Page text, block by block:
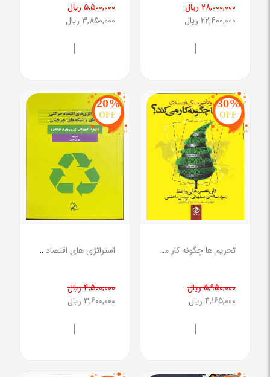
28,000,000 ریال
22,400,000 ریال
|
5,500,000 ریال
3,850,000 ریال
|
30%
OFF
تحریم ها چگونه کار می کند؟
5,950,000 ریال
4,165,000 ریال
|
20%
OFF
استراتژی های اقتصاد حرکتی مناطق و شبکه های چرخشی
4,500,000 ریال
3,600,000 ریال
|